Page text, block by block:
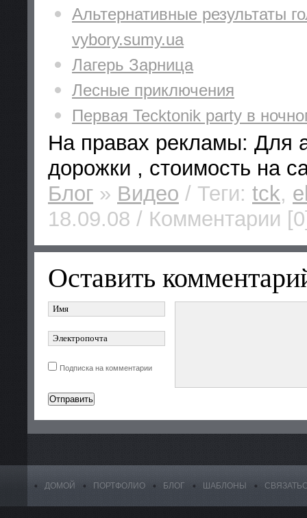
Альтернативные результаты
vybory.sumy.ua
Лагерь Зарница
Лесные приключения
Первая Tecktonik party в
На правах рекламы: Для
дорожки , стоимость на
Блог » Видео / Теги: tck,
18.09.08 / Комментарии
Оставить
Подписка на комментарии
ДОМОЙ ПОРТФОЛИО БЛОГ ШАБЛОНЫ